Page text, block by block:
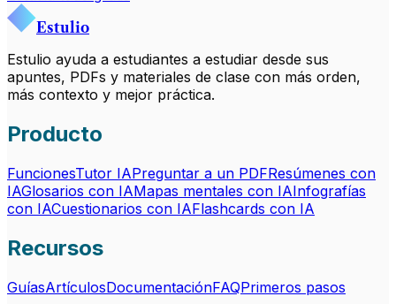
Estulio
Estulio ayuda a estudiantes a estudiar desde sus
apuntes, PDFs y materiales de clase con más orden,
más contexto y mejor práctica.
Producto
FuncionesTutor IAPreguntar a un PDFResúmenes con
IAGlosarios con IAMapas mentales con IAInfografías
con IACuestionarios con IAFlashcards con IA
Recursos
GuíasArtículosDocumentaciónFAQPrimeros pasos